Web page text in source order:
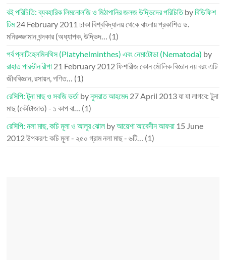
বই পরিচিতি: ব্যবহারিক লিমনোলজি ও মিঠাপানির জলজ উদ্ভিদের পরিচিতিbyবিডিফিশ
টিম24 February 2011 ঢাকা বিশ্ববিদ্যালয় থেকে বাংলায় প্রকাশিত ড.
মনিরুজ্জামান খন্দকার (অধ্যাপক, উদ্ভিদ… (1)
পর্ব প্লাটিহেলমিনথিস (Platyhelminthes) এবং নেমাটোডা (Nematoda) by
রাহাত পারভীন রীপা 21 February 2012ফিশারীজ কোন মৌলিক বিজ্ঞান নয় বরং এটি
জীববিজ্ঞান, রসায়ন, গণিত… (1)
রেসিপি: টুনা মাছ ও সবজি ভর্তা byনুসরাত আহমেদ 27 April 2013যা যা লাগবে: টুনা
মাছ (কৌটাজাত) - ১ কাপ বা… (1)
রেসিপি: নলা মাছ, কচি মূলা ও আলুর ঝোলbyআয়েশা আবেদীন আফরা 15 June
2012উপকরণ: কচি মূলা - ২৫০ গ্রাম নলা মাছ - ৬টি… (1)